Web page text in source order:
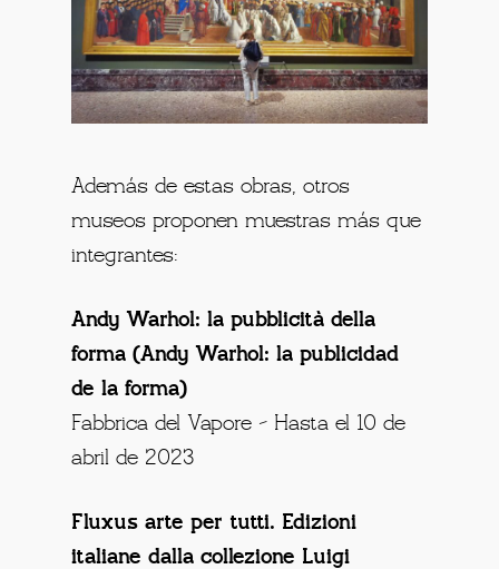
Además de estas obras, otros
museos proponen muestras más que
integrantes:
Andy Warhol: la pubblicità della
forma (Andy Warhol: la publicidad
de la forma)
Fabbrica del Vapore – Hasta el 10 de
abril de 2023
Fluxus arte per tutti. Edizioni
italiane dalla collezione Luigi